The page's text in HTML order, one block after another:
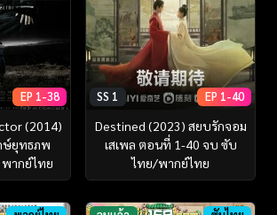
EP 1-38
(2014)
ษ์ยุทธภพ
ากย์ไทย
SS 1 EP 1-40
Destined (2023) สยบรักจอม
เสเพล ตอนที่ 1-40 จบ ซับ
ไทย/พากย์ไทย